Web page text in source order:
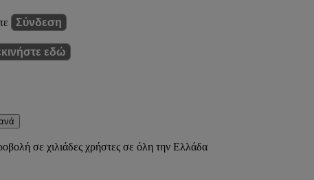
Σύνδεση
εδώ
σε χιλιάδες χρήστες σε όλη την Ελλάδα